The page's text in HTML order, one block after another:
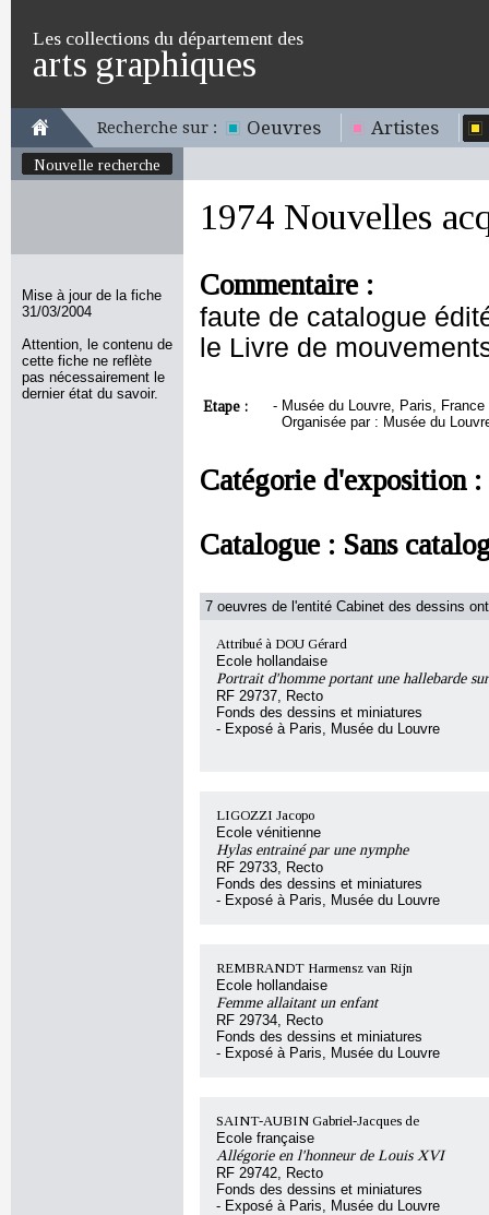
Les collections du département des
arts graphiques
Recherche sur : Oeuvres Artistes
Nouvelle recherche
Mise à jour de la fiche
31/03/2004
Attention, le contenu de
cette fiche ne reflète
pas nécessairement le
dernier état du savoir.
1974 Nouvelles
Commentaire :
faute de catalogue
le Livre de
Etape : - Musée du Louvre, Paris,
Organisée par : Musée du
Catégorie d'exposition :
Catalogue : Sans
7 oeuvres de l'entité Cabinet des dessins
Attribué à DOU Gérard
Ecole hollandaise
Portrait d'homme portant une hallebarde
RF 29737, Recto
Fonds des dessins et miniatures
- Exposé à Paris, Musée du Louvre
LIGOZZI Jacopo
Ecole vénitienne
Hylas entrainé par une nymphe
RF 29733, Recto
Fonds des dessins et miniatures
- Exposé à Paris, Musée du Louvre
REMBRANDT Harmensz van Rijn
Ecole hollandaise
Femme allaitant un enfant
RF 29734, Recto
Fonds des dessins et miniatures
- Exposé à Paris, Musée du Louvre
SAINT-AUBIN Gabriel-Jacques de
Ecole française
Allégorie en l'honneur de Louis XVI
RF 29742, Recto
Fonds des dessins et miniatures
- Exposé à Paris, Musée du Louvre